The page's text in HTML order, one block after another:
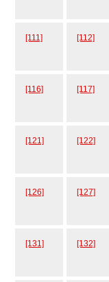
[111] [112]
[116] [117]
[121] [122]
[126] [127]
[131] [132]